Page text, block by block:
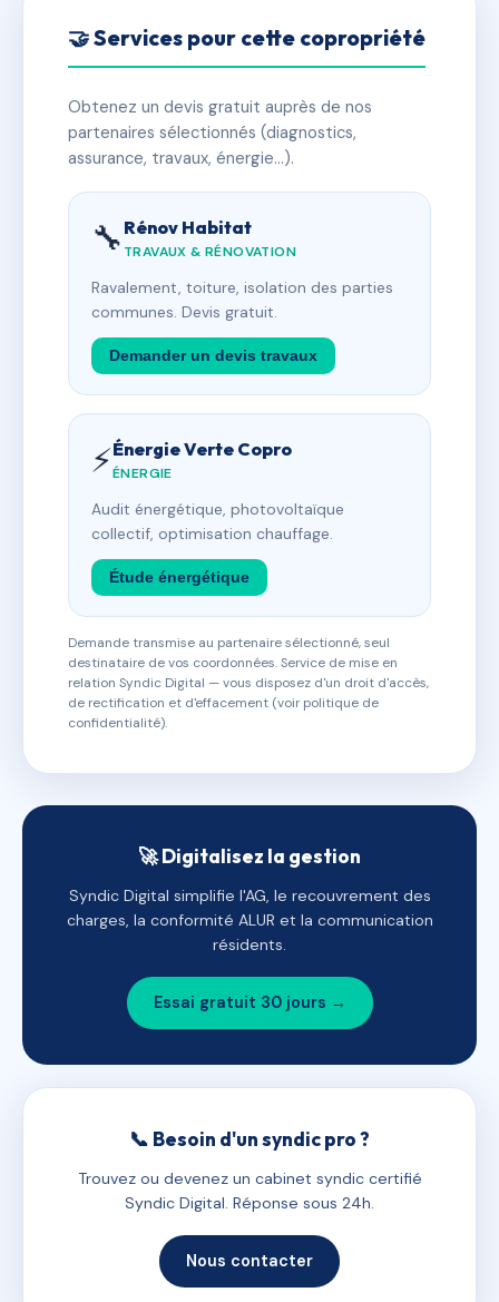
🤝 Services pour cette copropriété
Obtenez un devis gratuit auprès de nos
partenaires sélectionnés (diagnostics,
assurance, travaux, énergie…).
🔧 Rénov Habitat
TRAVAUX & RÉNOVATION
Ravalement, toiture, isolation des parties
communes. Devis gratuit.
Demander un devis travaux
⚡Énergie Verte Copro
ÉNERGIE
Audit énergétique, photovoltaïque
collectif, optimisation chauffage.
Étude énergétique
Demande transmise au partenaire sélectionné, seul
destinataire de vos coordonnées. Service de mise en
relation Syndic Digital — vous disposez d'un droit d'accès,
de rectification et d'effacement (voir politique de
confidentialité).
🚀 Digitalisez la gestion
Syndic Digital simplifie l'AG, le recouvrement des
charges, la conformité ALUR et la communication
résidents.
Essai gratuit 30 jours →
📞 Besoin d'un syndic pro ?
Trouvez ou devenez un cabinet syndic certifié
Syndic Digital. Réponse sous 24h.
Nous contacter